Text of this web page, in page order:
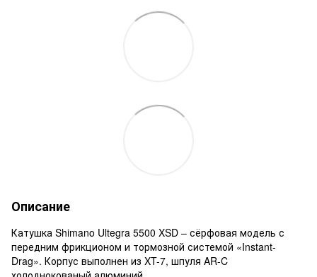
Описание
Катушка Shimano Ultegra 5500 XSD – сёрфовая модель с
передним фрикционом и тормозной системой «Instant-
Drag». Корпус выполнен из XT-7, шпуля AR-C